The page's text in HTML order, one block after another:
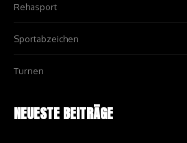
Rehasport
Sportabzeichen
Turnen
NEUESTE BEITRÄGE